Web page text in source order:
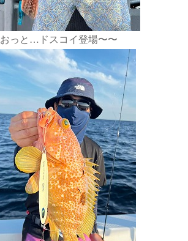
おっと…ドスコイ登場〜〜